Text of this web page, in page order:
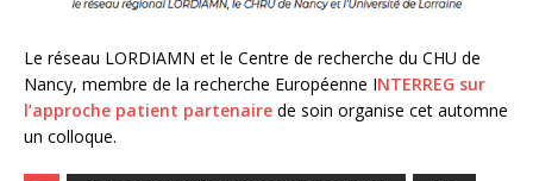
Le réseau LORDIAMN et le Centre de recherche du CHU de
Nancy, membre de la recherche Européenne INTERREG sur
l’approche patient partenaire de soin organise cet automne
un colloque.